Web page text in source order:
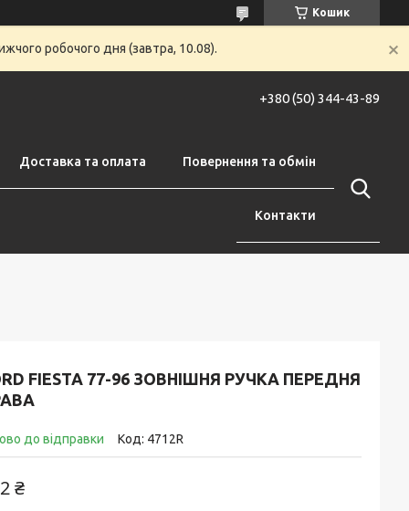
Кошик
робочого дня (завтра, 10.08).
+380 (50) 344-43-89
Доставка та оплата Повернення та обмін
Контакти
FIESTA 77-96 ЗОВНІШНЯ РУЧКА ПЕРЕДНЯ
до відправки Код: 4712R
₴